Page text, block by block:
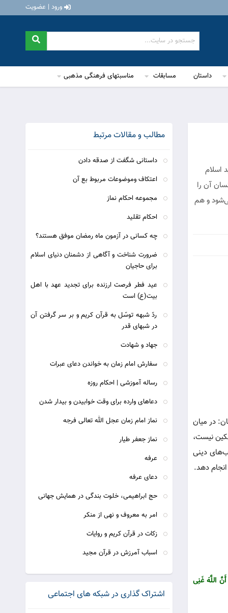
ورود | عضویت
داستان مسابقات مناسبتهای فرهنگی مذهبی
اسلام
آن را
و هم
‌در میان
نیست،
دینی
دهد.
اللَّهَ غَنِی
مطالب و مقالات مرتبط
داستانی شگفت از صدقه دادن
اعتکاف وموضوعات مربوط بع آن
مجموعه احکام نماز
احکام تقلید
چه کسانی در آزمون ماه رمضان موفق هستند؟
ضرورت شناخت و آگاهی از دشمنان دنیای اسلام
برای حاجیان
عيد فطر فرصت ارزنده برای تجديد عهد با اهل
بيت(ع) است
ردّ شبهه توسّل به قرآن کریم و بر سر گرفتن آن
در شبهای قدر
جهاد و شهادت
سفارش امام زمان به خواندن دعای عبرات
رساله آموزشی | احکام روزه
دعاهای وارده برای وقت خوابیدن و بیدار شدن
نماز امام زمان عجل الله تعالی فرجه
نماز جعفر طیار
عرفه
دعای عرفه
حج ابراهیمی، خلوت بندگی در همایش جهانی
امر به معروف و نهی از منکر
زکات در قرآن کریم و روایات
اسباب آمرزش در قرآن مجيد
اشتراک گذاری در شبکه های اجتماعی